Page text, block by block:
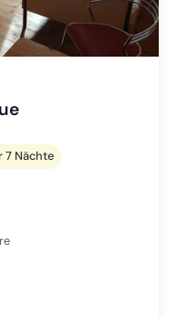
1 wechseln
2 wechseln
3 wechseln
7 Nächte